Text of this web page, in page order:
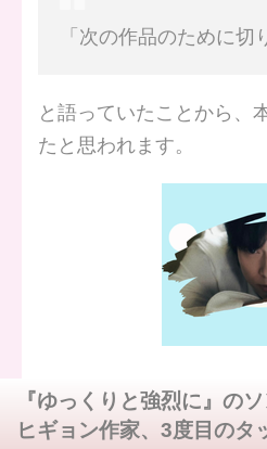
「次の作品のために切
と語っていたことから、
たと思われます。
『ゆっくりと強烈に』の
ヒギョン作家、3度目のタ